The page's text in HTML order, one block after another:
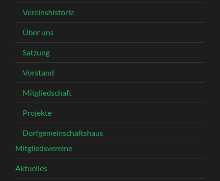
Vereinshistorie
Über uns
Satzung
Vorstand
Mitgliedschaft
Projekte
Dorfgemeinschaftshaus
Mitgliedsvereine
Aktuelles